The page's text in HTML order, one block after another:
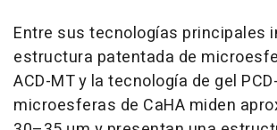
Entre sus tecnologías principales
estructura patentada de
ACD-MT y la tecnología de gel
microesferas de CaHA miden